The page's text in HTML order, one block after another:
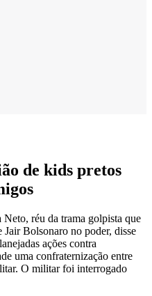
de kids pretos
réu da trama golpista que
Jair Bolsonaro no poder, disse
ações contra
uma confraternização entre
O militar foi interrogado